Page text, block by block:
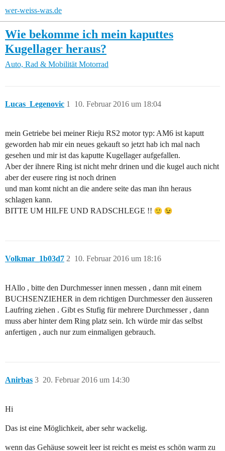
wer-weiss-was.de
Wie bekomme ich mein kaputtes
Kugellager heraus?
Auto, Rad & Mobilität Motorrad
Lucas_Legenovic 10. Februar 2016 um 18:04
1
mein Getriebe bei meiner Rieju RS2 motor typ: AM6 ist kaputt
geworden hab mir ein neues gekauft so jetzt hab ich mal nach
gesehen und mir ist das kaputte Kugellager aufgefallen.
Aber der ihnere Ring ist nicht mehr drinen und die kugel auch nicht
aber der eusere ring ist noch drinen
und man komt nicht an die andere seite das man ihn heraus
schlagen kann.
BITTE UM HILFE UND RADSCHLEGE !!
Volkmar_1b03d7 10. Februar 2016 um 18:16
2
HAllo , bitte den Durchmesser innen messen , dann mit einem
BUCHSENZIEHER in dem richtigen Durchmesser den äusseren
Laufring ziehen . Gibt es Stufig für mehrere Durchmesser , dann
muss aber hinter dem Ring platz sein. Ich würde mir das selbst
anfertigen , auch nur zum einmaligen gebrauch.
Anirbas 20. Februar 2016 um 14:30
3
Hi
Das ist eine Möglichkeit, aber sehr wackelig.
wenn das Gehäuse soweit leer ist reicht es meist es schön warm zu